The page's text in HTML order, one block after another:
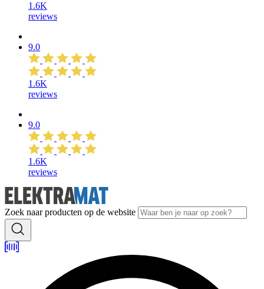
1.6K
reviews
9.0
1.6K
reviews
9.0
1.6K
reviews
Zoek naar producten op de website